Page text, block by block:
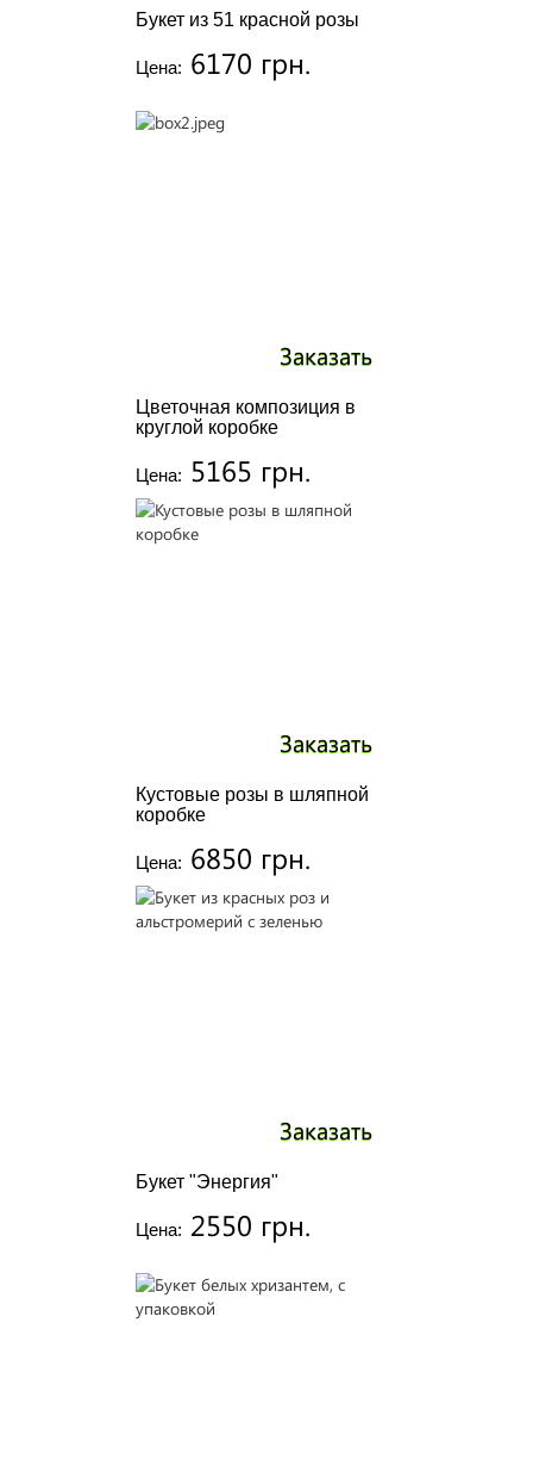
Букет из 51 красной розы
Цена: 6170 грн.
Цветочная композиция в
круглой коробке
Цена: 5165 грн.
Заказать
Кустовые розы в шляпной
коробке
Цена: 6850 грн.
Заказать
Букет "Энергия"
Цена: 2550 грн.
Заказать